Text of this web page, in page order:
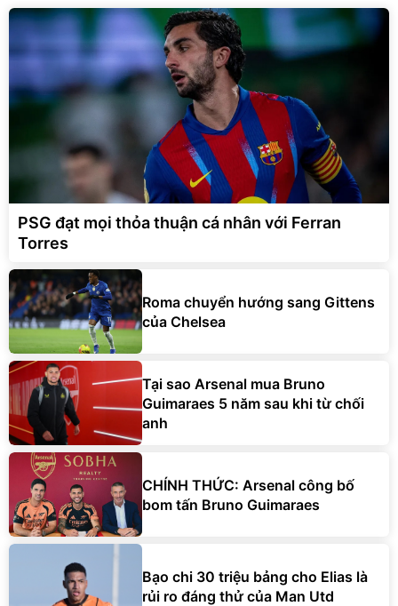
PSG đạt mọi thỏa thuận cá nhân với Ferran
Torres
Roma chuyển hướng sang Gittens
của Chelsea
Tại sao Arsenal mua Bruno
Guimaraes 5 năm sau khi từ chối
anh
CHÍNH THỨC: Arsenal công bố
bom tấn Bruno Guimaraes
Bạo chi 30 triệu bảng cho Elias là
rủi ro đáng thử của Man Utd